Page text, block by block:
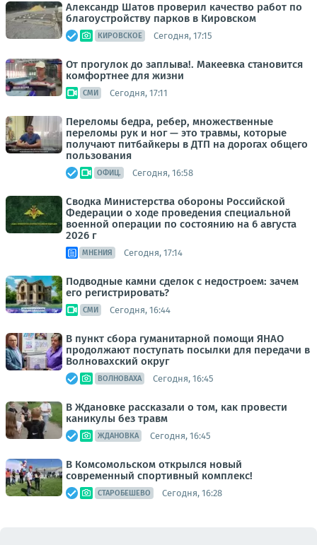
Александр Шатов проверил качество работ по
благоустройству парков в Кировском
КИРОВСКОЕ Сегодня, 17:15
От прогулок до заплыва!. Макеевка становится
комфортнее для жизни
СМИ Сегодня, 17:11
Переломы бедра, ребер, множественные
переломы рук и ног — это травмы, которые
получают питбайкеры в ДТП на дорогах общего
пользования
ОФИЦ. Сегодня, 16:58
Сводка Министерства обороны Российской
Федерации о ходе проведения специальной
военной операции по состоянию на 6 августа
2026 г
МНЕНИЯ Сегодня, 17:14
Подводные камни сделок с недостроем: зачем
его регистрировать?
СМИ Сегодня, 16:44
В пункт сбора гуманитарной помощи ЯНАО
продолжают поступать посылки для передачи в
Волновахский округ
ВОЛНОВАХА Сегодня, 16:45
В Ждановке рассказали о том, как провести
каникулы без травм
ЖДАНОВКА Сегодня, 16:45
В Комсомольском открылся новый
современный спортивный комплекс!
СТАРОБЕШЕВО Сегодня, 16:28